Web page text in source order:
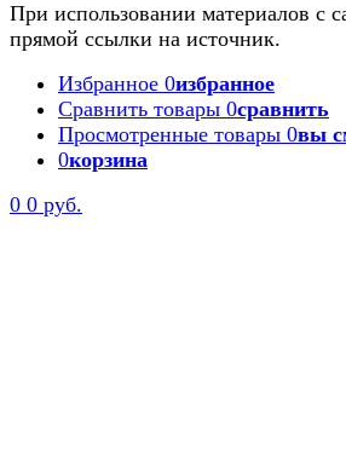
При использовании материалов с
прямой ссылки на источник.
Избранное 0избранное
Сравнить товары 0сравнить
Просмотренные товары 0вы
0корзина
0 0 руб.